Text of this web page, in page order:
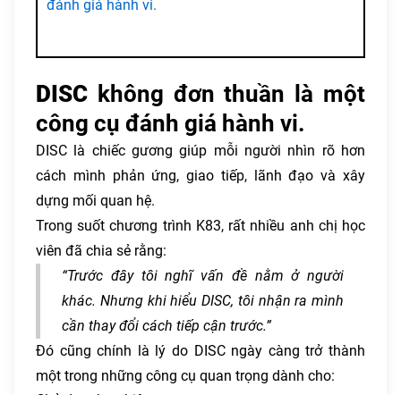
đánh giá hành vi.
DISC không đơn thuần là một
công cụ đánh giá hành vi.
DISC là chiếc gương giúp mỗi người nhìn rõ hơn
cách mình phản ứng, giao tiếp, lãnh đạo và xây
dựng mối quan hệ.
Trong suốt chương trình K83, rất nhiều anh chị học
viên đã chia sẻ rằng:
“Trước đây tôi nghĩ vấn đề nằm ở người
khác. Nhưng khi hiểu DISC, tôi nhận ra mình
cần thay đổi cách tiếp cận trước.”
Đó cũng chính là lý do DISC ngày càng trở thành
một trong những công cụ quan trọng dành cho: